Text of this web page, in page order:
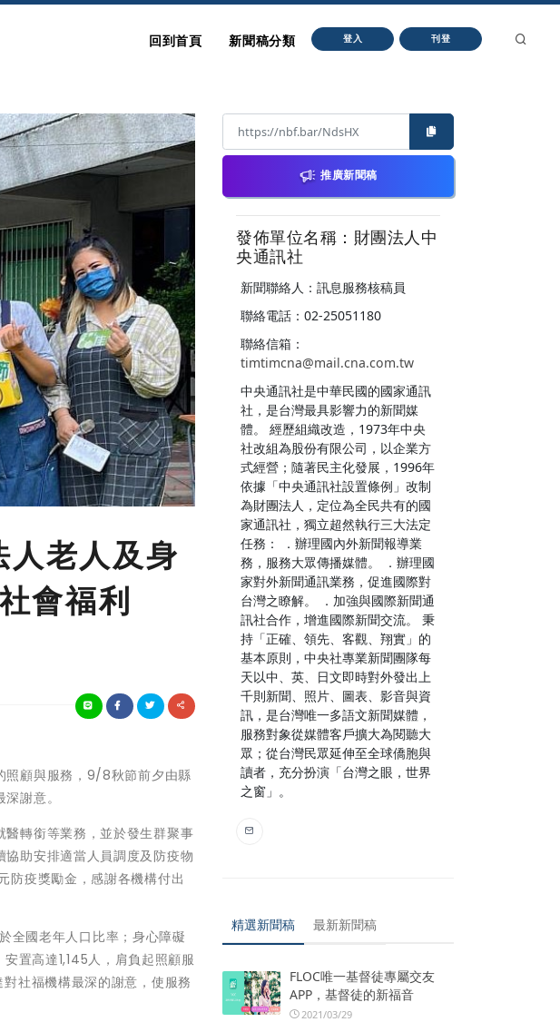
回到首頁 新聞稿分類 登入 刊登
人老人及身
會福利
照顧與服務，9/8秋節前夕由縣
謝意。
轉銜等業務，並於發生群聚事
助安排適當人員調度及防疫物
防疫獎勵金，感謝各機構付出
全國老年人口比率；身心障礙
置高達1,145人，肩負起照顧服
社福機構最深的謝意，使服務
推廣新聞稿
發佈單位名稱：財團法人中
央通訊社
新聞聯絡人：訊息服務核稿員
聯絡電話：02-25051180
聯絡信箱：
timtimcna@mail.cna.com.tw
中央通訊社是中華民國的國家通訊
社，是台灣最具影響力的新聞媒
體。 經歷組織改造，1973年中央
社改組為股份有限公司，以企業方
式經營；隨著民主化發展，1996年
依據「中央通訊社設置條例」改制
為財團法人，定位為全民共有的國
家通訊社，獨立超然執行三大法定
任務： ．辦理國內外新聞報導業
務，服務大眾傳播媒體。 ．辦理國
家對外新聞通訊業務，促進國際對
台灣之瞭解。 ．加強與國際新聞通
訊社合作，增進國際新聞交流。 秉
持「正確、領先、客觀、翔實」的
基本原則，中央社專業新聞團隊每
天以中、英、日文即時對外發出上
千則新聞、照片、圖表、影音與資
訊，是台灣唯一多語文新聞媒體，
服務對象從媒體客戶擴大為閱聽大
眾；從台灣民眾延伸至全球僑胞與
讀者，充分扮演「台灣之眼，世界
之窗」。
精選新聞稿 最新新聞稿
FLOC唯一基督徒專屬交友
APP，基督徒的新福音
2021/03/29